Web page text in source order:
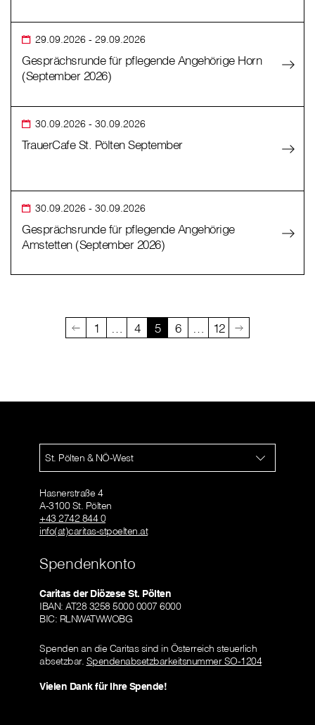
29.09.2026 - 29.09.2026
Gesprächsrunde für pflegende Angehörige Horn
(September 2026)
30.09.2026 - 30.09.2026
TrauerCafe St. Pölten September
30.09.2026 - 30.09.2026
Gesprächsrunde für pflegende Angehörige
Amstetten (September 2026)
1 … 4 5 6 … 12
St. Pölten & NÖ-West
Hasnerstraße 4
A-3100 St. Pölten
+43 2742 844 0
info(at)caritas-stpoelten.at
Spendenkonto
Caritas der Diözese St. Pölten
IBAN: AT28 3258 5000 0007 6000
BIC: RLNWATWWOBG
Spenden an die Caritas sind in Österreich steuerlich
absetzbar. Spendenabsetzbarkeitsnummer SO-1204
Vielen Dank für Ihre Spende!